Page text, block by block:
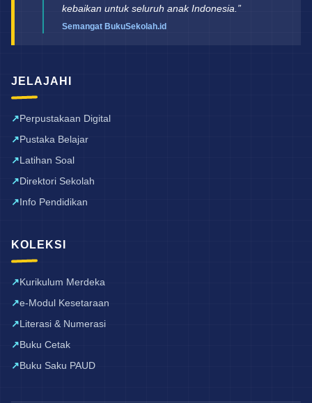
kebaikan untuk seluruh anak Indonesia.”
Semangat BukuSekolah.id
JELAJAHI
Perpustakaan Digital
Pustaka Belajar
Latihan Soal
Direktori Sekolah
Info Pendidikan
KOLEKSI
Kurikulum Merdeka
e-Modul Kesetaraan
Literasi & Numerasi
Buku Cetak
Buku Saku PAUD